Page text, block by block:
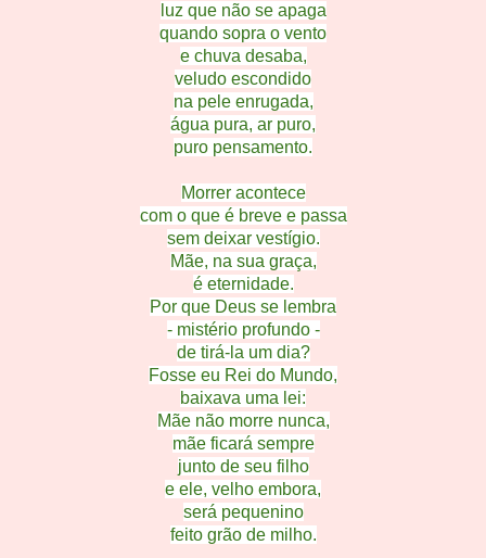
luz que não se apaga
quando sopra o vento
e chuva desaba,
veludo escondido
na pele enrugada,
água pura, ar puro,
puro pensamento.
Morrer acontece
com o que é breve e passa
sem deixar vestígio.
Mãe, na sua graça,
é eternidade.
Por que Deus se lembra
- mistério profundo -
de tirá-la um dia?
Fosse eu Rei do Mundo,
baixava uma lei:
Mãe não morre nunca,
mãe ficará sempre
junto de seu filho
e ele, velho embora,
será pequenino
feito grão de milho.